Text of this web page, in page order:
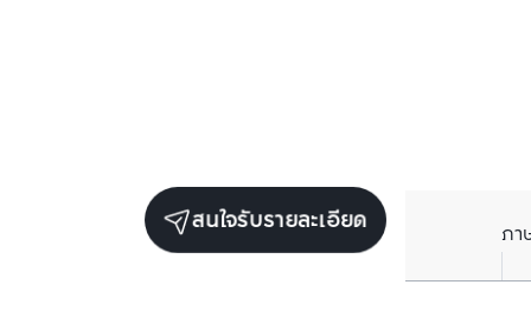
ภา
สนใจรับรายละเอียด